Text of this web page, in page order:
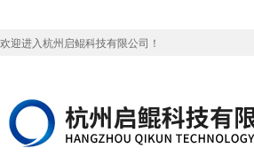
欢迎进入杭州启鲲科技有限公司！